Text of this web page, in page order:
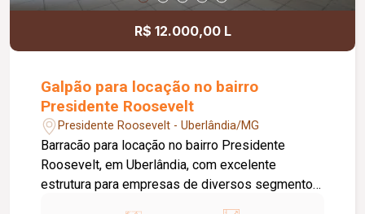
R$ 12.000,00 L
Galpão para locação no bairro
Presidente Roosevelt
Presidente Roosevelt - Uberlândia/MG
Barracão para locação no bairro Presidente
Roosevelt, em Uberlândia, com excelente
estrutura para empresas de diversos segmentos.